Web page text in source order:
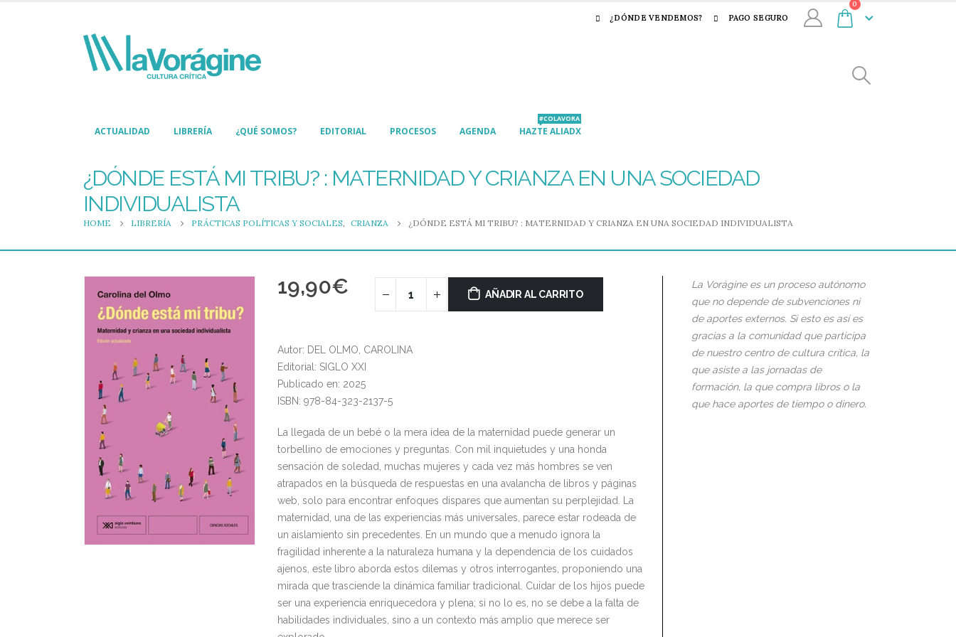
¿DÓNDE VENDEMOS? PAGO SEGURO
0
ACTUALIDAD LIBRERÍA ¿QUÉ SOMOS? EDITORIAL PROCESOS AGENDA HAZTE ALIADX
#COLAVORA
¿DÓNDE ESTÁ MI TRIBU? : MATERNIDAD Y CRIANZA EN UNA SOCIEDAD
INDIVIDUALISTA
HOME LIBRERÍA PRÁCTICAS POLÍTICAS Y SOCIALES, CRIANZA ¿DÓNDE ESTÁ MI TRIBU? : MATERNIDAD Y CRIANZA EN UNA SOCIEDAD INDIVIDUALISTA
19,90€ AÑADIR AL CARRITO
Autor: DEL OLMO, CAROLINA
Editorial: SIGLO XXI
Publicado en: 2025
ISBN: 978-84-323-2137-5
La llegada de un bebé o la mera idea de la maternidad puede generar un
torbellino de emociones y preguntas. Con mil inquietudes y una honda
sensación de soledad, muchas mujeres y cada vez más hombres se ven
atrapados en la búsqueda de respuestas en una avalancha de libros y páginas
web, solo para encontrar enfoques dispares que aumentan su perplejidad. La
maternidad, una de las experiencias más universales, parece estar rodeada de
un aislamiento sin precedentes. En un mundo que a menudo ignora la
fragilidad inherente a la naturaleza humana y la dependencia de los cuidados
ajenos, este libro aborda estos dilemas y otros interrogantes, proponiendo una
mirada que trasciende la dinámica familiar tradicional. Cuidar de los hijos puede
ser una experiencia enriquecedora y plena; si no lo es, no se debe a la falta de
habilidades individuales, sino a un contexto más amplio que merece ser
La Vorágine es un proceso autónomo
que no depende de subvenciones ni
de aportes externos. Si esto es así es
gracias a la comunidad que participa
de nuestro centro de cultura crítica, la
que asiste a las jornadas de
formación, la que compra libros o la
que hace aportes de tiempo o dinero.